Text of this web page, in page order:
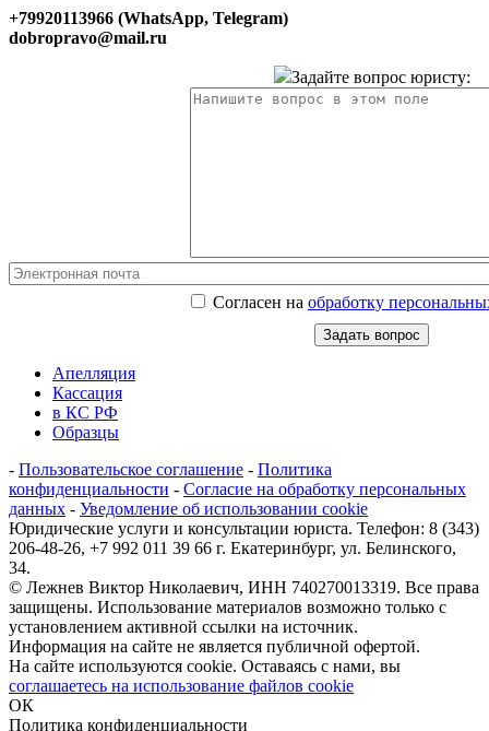
+79920113966 (WhatsApp, Telegram)
dobropravo@mail.ru
Задайте вопрос юристу:
Согласен на обработку
Апелляция
Кассация
в КС РФ
Образцы
- Пользовательское соглашение - Политика
конфиденциальности - Согласие на обработку персональных
данных - Уведомление об использовании cookie
Юридические услуги и консультации юриста. Телефон: 8 (343)
206-48-26, +7 992 011 39 66 г. Екатеринбург, ул. Белинского,
34.
© Лежнев Виктор Николаевич, ИНН 740270013319. Все права
защищены. Использование материалов возможно только с
установлением активной ссылки на источник.
Информация на сайте не является публичной офертой.
На сайте используются cookie. Оставаясь с нами, вы
соглашаетесь на использование файлов cookie
ОК
Политика конфиденциальности